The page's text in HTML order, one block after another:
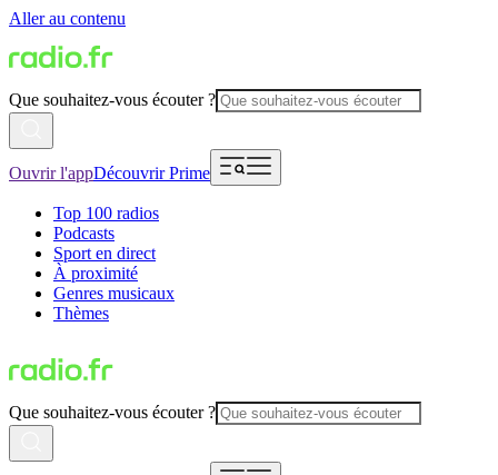
Aller au contenu
Que souhaitez-vous écouter ?
Ouvrir l'appDécouvrir Prime
Top 100 radios
Podcasts
Sport en direct
À proximité
Genres musicaux
Thèmes
Que souhaitez-vous écouter ?